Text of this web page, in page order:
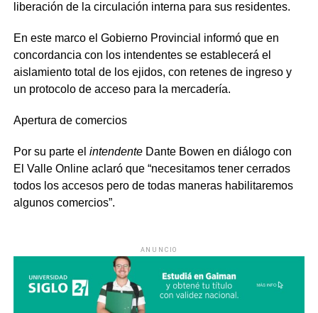
liberación de la circulación interna para sus residentes.
En este marco el Gobierno Provincial informó que en
concordancia con los intendentes se establecerá el
aislamiento total de los ejidos, con retenes de ingreso y
un protocolo de acceso para la mercadería.
Apertura de comercios
Por su parte el intendenteDante Bowen en diálogo con
El Valle Online aclaró que “necesitamos tener cerrados
todos los accesos pero de todas maneras habilitaremos
algunos comercios”.
ANUNCIO